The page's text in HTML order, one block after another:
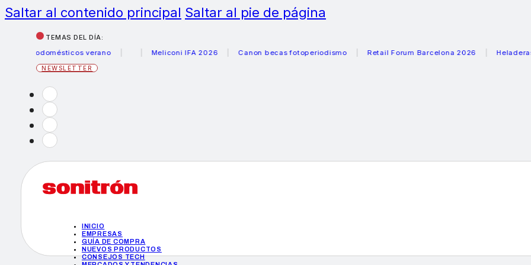
Saltar al contenido principal Saltar al pie de página
TEMAS DEL DÍA:
verano
Meliconi IFA 2026 Canon becas fotoperiodismo Retail Forum Barcelona 2026 Heladeras
NEWSLETTER
INICIO
EMPRESAS
GUÍA DE COMPRA
NUEVOS PRODUCTOS
CONSEJOS TECH